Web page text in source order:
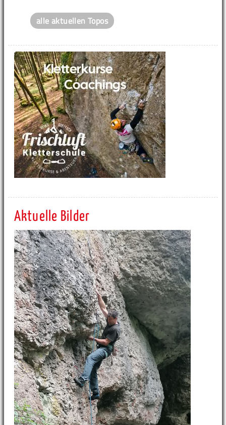
alle aktuellen Topos
Aktuelle Bilder